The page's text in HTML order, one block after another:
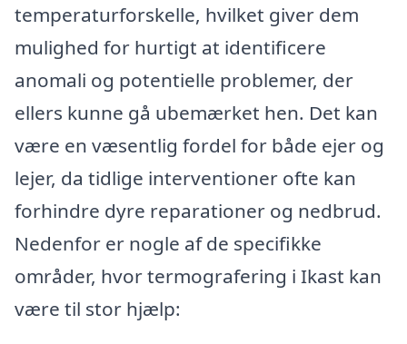
temperaturforskelle, hvilket giver dem
mulighed for hurtigt at identificere
anomali og potentielle problemer, der
ellers kunne gå ubemærket hen. Det kan
være en væsentlig fordel for både ejer og
lejer, da tidlige interventioner ofte kan
forhindre dyre reparationer og nedbrud.
Nedenfor er nogle af de specifikke
områder, hvor termografering i Ikast kan
være til stor hjælp: